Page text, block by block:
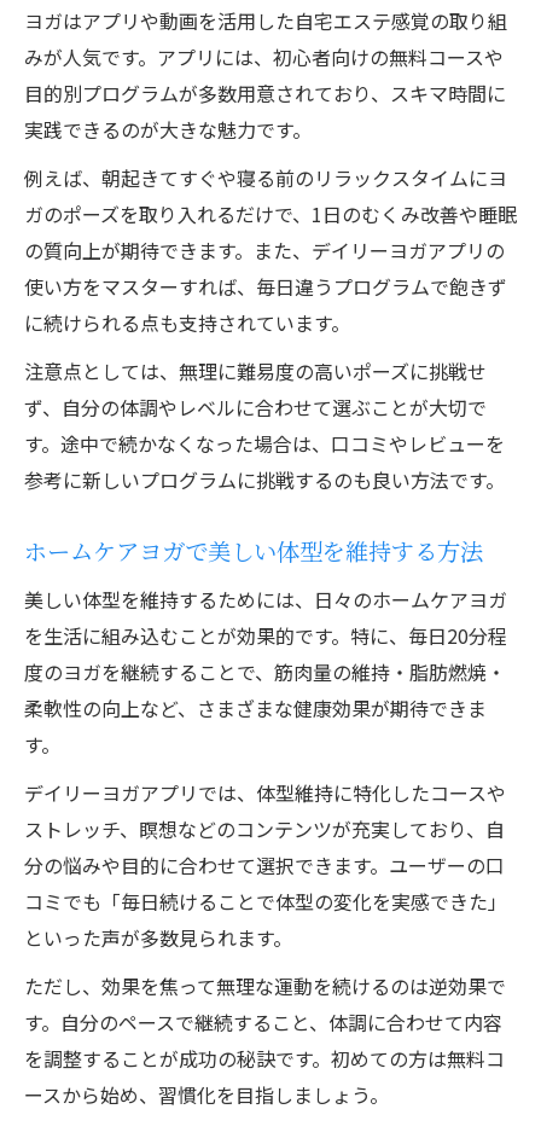
ヨガはアプリや動画を活用した自宅エステ感覚の取り組
みが人気です。アプリには、初心者向けの無料コースや
目的別プログラムが多数用意されており、スキマ時間に
実践できるのが大きな魅力です。
例えば、朝起きてすぐや寝る前のリラックスタイムにヨ
ガのポーズを取り入れるだけで、1日のむくみ改善や睡眠
の質向上が期待できます。また、デイリーヨガアプリの
使い方をマスターすれば、毎日違うプログラムで飽きず
に続けられる点も支持されています。
注意点としては、無理に難易度の高いポーズに挑戦せ
ず、自分の体調やレベルに合わせて選ぶことが大切で
す。途中で続かなくなった場合は、口コミやレビューを
参考に新しいプログラムに挑戦するのも良い方法です。
ホームケアヨガで美しい体型を維持する方法
美しい体型を維持するためには、日々のホームケアヨガ
を生活に組み込むことが効果的です。特に、毎日20分程
度のヨガを継続することで、筋肉量の維持・脂肪燃焼・
柔軟性の向上など、さまざまな健康効果が期待できま
す。
デイリーヨガアプリでは、体型維持に特化したコースや
ストレッチ、瞑想などのコンテンツが充実しており、自
分の悩みや目的に合わせて選択できます。ユーザーの口
コミでも「毎日続けることで体型の変化を実感できた」
といった声が多数見られます。
ただし、効果を焦って無理な運動を続けるのは逆効果で
す。自分のペースで継続すること、体調に合わせて内容
を調整することが成功の秘訣です。初めての方は無料コ
ースから始め、習慣化を目指しましょう。